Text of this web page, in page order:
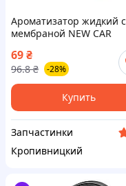
Ароматизатор жидкий с
мембраной NEW CAR
ПИР 77601
69₴
96.8 ₴ -28%
Купить
Запчастинки
Кропивницкий